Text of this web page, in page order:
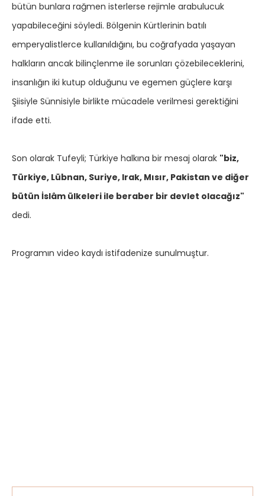
bütün bunlara rağmen isterlerse rejimle arabulucuk
yapabileceğini söyledi. Bölgenin Kürtlerinin batılı
emperyalistlerce kullanıldığını, bu coğrafyada yaşayan
halkların ancak bilinçlenme ile sorunları çözebileceklerini,
insanlığın iki kutup olduğunu ve egemen güçlere karşı
Şiisiyle Sünnisiyle birlikte mücadele verilmesi gerektiğini
ifade etti.
Son olarak Tufeyli; Türkiye halkına bir mesaj olarak "biz,
Türkiye, Lübnan, Suriye, Irak, Mısır, Pakistan ve diğer
bütün İslâm ülkeleri ile beraber bir devlet olacağız"
dedi.
Programın video kaydı istifadenize sunulmuştur.